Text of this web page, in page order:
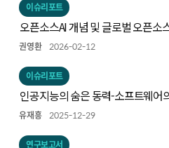
이슈리포트
오픈소스AI 개념 및 글로벌 오픈소
권영환 2026-02-12
이슈리포트
인공지능의 숨은 동력-소프트웨어
유재흥 2025-12-29
연구보고서